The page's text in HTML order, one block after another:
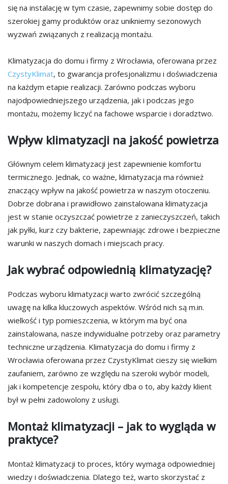
się na instalację w tym czasie, zapewnimy sobie dostęp do
szerokiej gamy produktów oraz unikniemy sezonowych
wyzwań związanych z realizacją montażu.
Klimatyzacja do domu i firmy z Wrocławia, oferowana przez
CzystyKlimat, to gwarancja profesjonalizmu i doświadczenia
na każdym etapie realizacji. Zarówno podczas wyboru
najodpowiedniejszego urządzenia, jak i podczas jego
montażu, możemy liczyć na fachowe wsparcie i doradztwo.
Wpływ klimatyzacji na jakość powietrza
Głównym celem klimatyzacji jest zapewnienie komfortu
termicznego. Jednak, co ważne, klimatyzacja ma również
znaczący wpływ na jakość powietrza w naszym otoczeniu.
Dobrze dobrana i prawidłowo zainstalowana klimatyzacja
jest w stanie oczyszczać powietrze z zanieczyszczeń, takich
jak pyłki, kurz czy bakterie, zapewniając zdrowe i bezpieczne
warunki w naszych domach i miejscach pracy.
Jak wybrać odpowiednią klimatyzację?
Podczas wyboru klimatyzacji warto zwrócić szczególną
uwagę na kilka kluczowych aspektów. Wśród nich są m.in.
wielkość i typ pomieszczenia, w którym ma być ona
zainstalowana, nasze indywidualne potrzeby oraz parametry
techniczne urządzenia. Klimatyzacja do domu i firmy z
Wrocławia oferowana przez CzystyKlimat cieszy się wielkim
zaufaniem, zarówno ze względu na szeroki wybór modeli,
jak i kompetencje zespołu, który dba o to, aby każdy klient
był w pełni zadowolony z usługi.
Montaż klimatyzacji – jak to wygląda w
praktyce?
Montaż klimatyzacji to proces, który wymaga odpowiedniej
wiedzy i doświadczenia. Dlatego też, warto skorzystać z